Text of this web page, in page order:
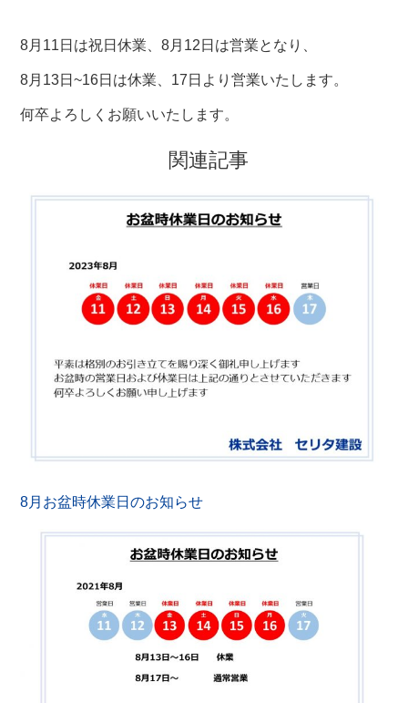
8月11日は祝日休業、8月12日は営業となり、
8月13日~16日は休業、17日より営業いたします。
何卒よろしくお願いいたします。
関連記事
8月お盆時休業日のお知らせ